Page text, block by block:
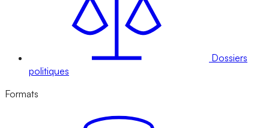
Dossiers
politiques
Formats